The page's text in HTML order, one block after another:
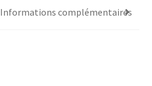
Informations complémentaires